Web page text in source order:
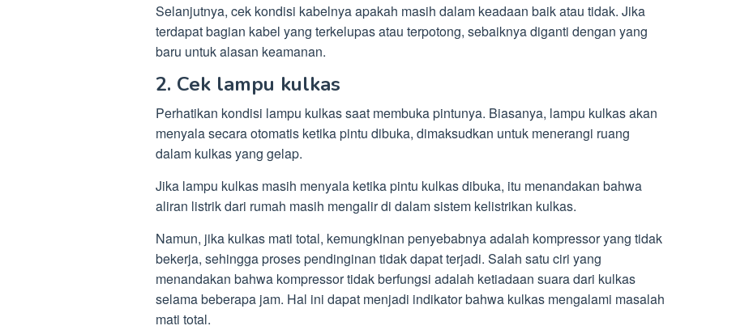
Selanjutnya, cek kondisi kabelnya apakah masih dalam keadaan baik atau tidak. Jika
terdapat bagian kabel yang terkelupas atau terpotong, sebaiknya diganti dengan yang
baru untuk alasan keamanan.
2. Cek lampu kulkas
Perhatikan kondisi lampu kulkas saat membuka pintunya. Biasanya, lampu kulkas akan
menyala secara otomatis ketika pintu dibuka, dimaksudkan untuk menerangi ruang
dalam kulkas yang gelap.
Jika lampu kulkas masih menyala ketika pintu kulkas dibuka, itu menandakan bahwa
aliran listrik dari rumah masih mengalir di dalam sistem kelistrikan kulkas.
Namun, jika kulkas mati total, kemungkinan penyebabnya adalah kompressor yang tidak
bekerja, sehingga proses pendinginan tidak dapat terjadi. Salah satu ciri yang
menandakan bahwa kompressor tidak berfungsi adalah ketiadaan suara dari kulkas
selama beberapa jam. Hal ini dapat menjadi indikator bahwa kulkas mengalami masalah
mati total.